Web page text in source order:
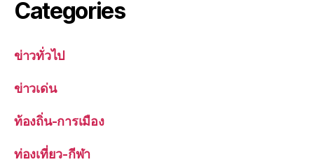
Categories
ข่าวทั่วไป
ข่าวเด่น
ท้องถิ่น-การเมือง
ท่องเที่ยว-กีฬา